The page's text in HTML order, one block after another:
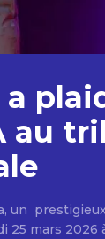
au
un
25 mars 2026